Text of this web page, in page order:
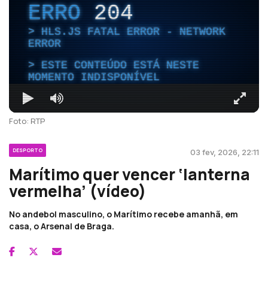
ERRO204
HLS.JS FATAL ERROR - NETWORK
ERROR
ESTE CONTEÚDO ESTÁ NESTE
MOMENTO INDISPONÍVEL
Foto: RTP
DESPORTO 03 fev, 2026, 22:11
Marítimo quer vencer ‘lanterna
vermelha’ (vídeo)
No andebol masculino, o Marítimo recebe amanhã, em
casa, o Arsenal de Braga.